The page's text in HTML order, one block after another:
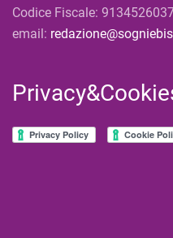
Codice Fiscale:
email: